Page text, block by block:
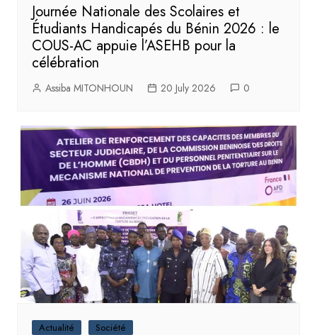
Journée Nationale des Scolaires et
Étudiants Handicapés du Bénin 2026 : le
COUS-AC appuie l’ASEHB pour la
célébration
Assiba MITONHOUN 20 July 2026 0
Actualité Société